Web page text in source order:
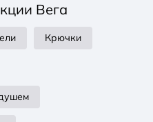
Вега
Крючки